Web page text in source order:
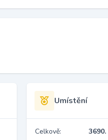
Umístění
Celkově: 3690.